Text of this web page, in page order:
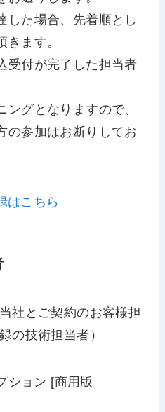
た場合、先着順とし
ます。
受付が完了した担当者
グとなりますので、
の参加はお断りしてお
はこちら
社とご契約のお客様担
の技術担当者）
ョン [商用版